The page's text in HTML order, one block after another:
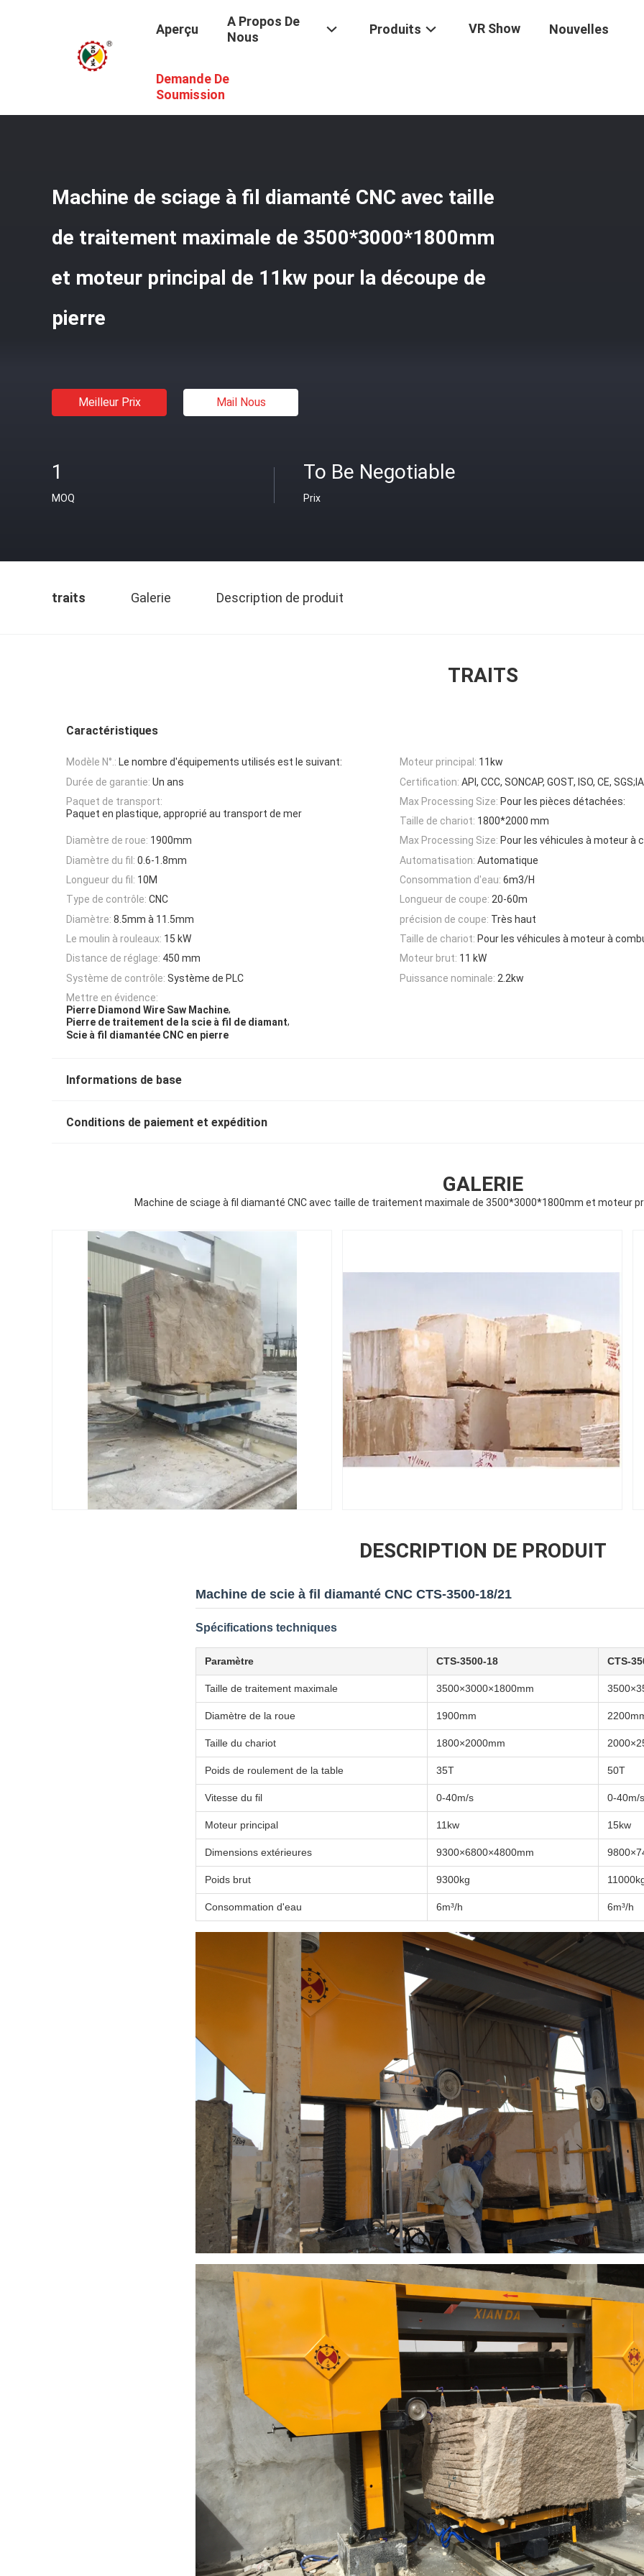
Aperçu
A Propos De
Nous
Produits VR Show Nouvelles
Demande De
Soumission
Diamond Wire Saw Machine
Machine de sciage à fil diamanté CNC avec taille
de traitement maximale de 3500*3000*1800mm
et moteur principal de 11kw pour la découpe de
pierre
Meilleur Prix Mail Nous
1
MOQ
To Be Negotiable
Prix
traits Galerie Description de produit
TRAITS
Caractéristiques
Modèle N°.: Le nombre d'équipements utilisés est le suivant: Moteur principal: 11kw
Durée de garantie: Un ans Certification: API, CCC, SONCAP, GOST, ISO, CE,
Paquet de transport:
Paquet en plastique, approprié au transport de mer
Max Processing Size: Pour les pièces détachées:
Taille de chariot: 1800*2000 mm
Diamètre de roue: 1900mm Max Processing Size: Pour les véhicules à moteur à
Diamètre du fil: 0.6-1.8mm Automatisation: Automatique
Longueur du fil: 10M Consommation d'eau: 6m3/H
Type de contrôle: CNC Longueur de coupe: 20-60m
Diamètre: 8.5mm à 11.5mm précision de coupe: Très haut
Le moulin à rouleaux: 15 kW Taille de chariot: Pour les véhicules à moteur à
Distance de réglage: 450 mm Moteur brut: 11 kW
Système de contrôle: Système de PLC Puissance nominale: 2.2kw
Mettre en évidence:
Pierre Diamond Wire Saw Machine,
Pierre de traitement de la scie à fil de diamant,
Scie à fil diamantée CNC en pierre
Informations de base
Conditions de paiement et expédition
GALERIE
Machine de sciage à fil diamanté CNC avec taille de traitement maximale de 3500*3000*1800mm et moteur
DESCRIPTION DE PRODUIT
Machine de scie à fil diamanté CNC CTS-3500-18/21
Spécifications techniques
Paramètre CTS-3500-18 CTS-
Taille de traitement maximale 3500×3000×1800mm
Diamètre de la roue 1900mm
Taille du chariot 1800×2000mm
Poids de roulement de la table 35T 50T
Vitesse du fil 0-40m/s 0-40m/s
Moteur principal 11kw 15kw
Dimensions extérieures 9300×6800×4800mm
Poids brut 9300kg
Consommation d'eau 6m³/h 6m³/h